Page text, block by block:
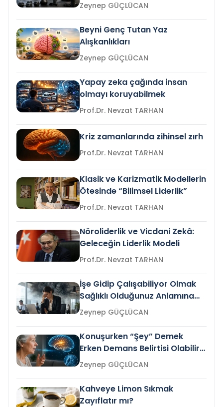
Zeynep GÜÇLÜCAN
Beyni Genç Tutan Yaz
Alışkanlıkları
Zeynep GÜÇLÜCAN
Yapay zeka çağında insan
olmayı koruyabilmek
Prof.Dr. Nevzat TARHAN
Kriz zamanlarında zihinsel zırh
Prof.Dr. Nevzat TARHAN
Klasik ve Karizmatik Modellerin
Ötesinde “Bilimsel Liderlik”
Prof.Dr. Nevzat TARHAN
Nöroliderlik ve Vicdani Zekâ:
Geleceğin Liderlik Modeli
Prof.Dr. Nevzat TARHAN
İşe Gidip Çalışabiliyor Olmak
Sağlıklı Olduğunuz Anlamına
Gelir mi?Zeynep GÜÇLÜCAN
Konuşurken “Şey” Demek
Erken Demans Belirtisi Olabilir
mi?
Zeynep GÜÇLÜCAN
Kahveye Limon Sıkmak
Zayıflatır mı?